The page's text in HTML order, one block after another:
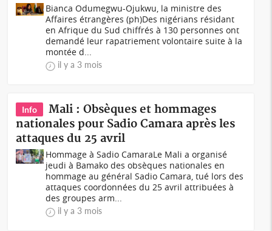
Bianca Odumegwu-Ojukwu, la ministre des
Affaires étrangères (ph)Des nigérians résidant
en Afrique du Sud chiffrés à 130 personnes ont
demandé leur rapatriement volontaire suite à la
montée d...
il y a 3 mois
Info
Mali : Obsèques et hommages
nationales pour Sadio Camara après les
attaques du 25 avril
Hommage à Sadio CamaraLe Mali a organisé
jeudi à Bamako des obsèques nationales en
hommage au général Sadio Camara, tué lors des
attaques coordonnées du 25 avril attribuées à
des groupes arm...
il y a 3 mois